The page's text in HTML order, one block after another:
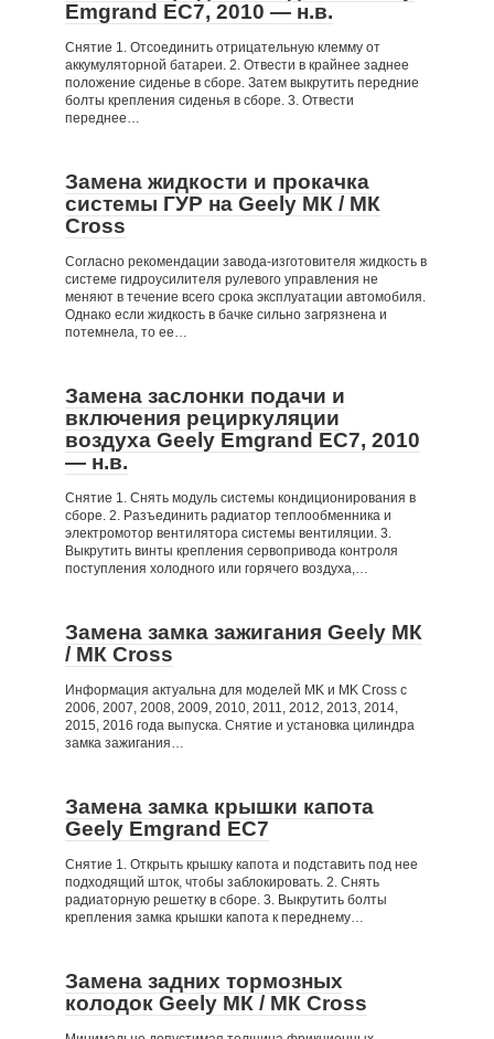
Emgrand EC7, 2010 — н.в.
Снятие 1. Отсоединить отрицательную клемму от
аккумуляторной батареи. 2. Отвести в крайнее заднее
положение сиденье в сборе. Затем выкрутить передние
болты крепления сиденья в сборе. 3. Отвести
переднее…
Замена жидкости и прокачка
системы ГУР на Geely МК / МК
Cross
Согласно рекомендации завода-изготовителя жидкость в
системе гидроусилителя рулевого управления не
меняют в течение всего срока эксплуатации автомобиля.
Однако если жидкость в бачке сильно загрязнена и
потемнела, то ее…
Замена заслонки подачи и
включения рециркуляции
воздуха Geely Emgrand EC7, 2010
— н.в.
Снятие 1. Снять модуль системы кондиционирования в
сборе. 2. Разъединить радиатор теплообменника и
электромотор вентилятора системы вентиляции. 3.
Выкрутить винты крепления сервопривода контроля
поступления холодного или горячего воздуха,…
Замена замка зажигания Geely МК
/ МК Cross
Информация актуальна для моделей MK и MK Cross с
2006, 2007, 2008, 2009, 2010, 2011, 2012, 2013, 2014,
2015, 2016 года выпуска. Снятие и установка цилиндра
замка зажигания…
Замена замка крышки капота
Geely Emgrand EC7
Снятие 1. Открыть крышку капота и подставить под нее
подходящий шток, чтобы заблокировать. 2. Снять
радиаторную решетку в сборе. 3. Выкрутить болты
крепления замка крышки капота к переднему…
Замена задних тормозных
колодок Geely МК / МК Cross